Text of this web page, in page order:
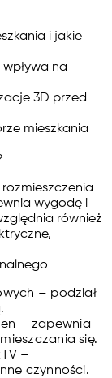
i jakie
na
3D przed
mieszkania
wygodę i
również
– podział
– zapewnia
się.
–
czynności.